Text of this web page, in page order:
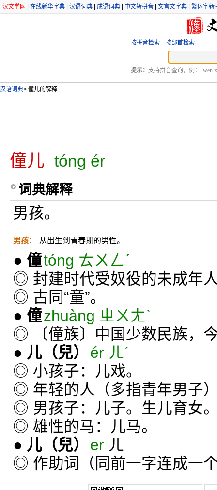
汉文学网 在线新华字典 汉语词典 成语词典 中文转拼音 文言文字典 繁体字转
按拼音检索 按部首检索
提示： 支持拼音查询，例：“wen
汉语词典> 僮儿的解释
僮儿 tóng ér
词典解释
男孩。
男孩： 从出生到青春期的男性。
● 僮tóng ㄊㄨㄥˊ
◎ 封建时代受奴役的未成年
◎ 古同“童”。
● 僮zhuàng ㄓㄨㄤˋ
◎ 〔僮族〕中国少数民族，
● 儿 （兒）
ér ㄦˊ
◎ 小孩子：儿戏。
◎ 年轻的人（多指青年男子
◎ 男孩子：儿子。生儿育女
◎ 雄性的马：儿马。
● 儿 （兒） er ㄦ
◎ 作助词（同前一字连成一